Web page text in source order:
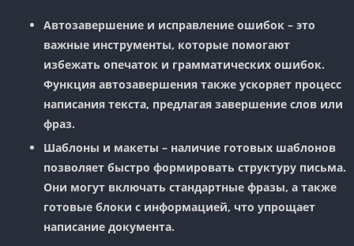
Автозавершение и исправление ошибок – это
важные инструменты, которые помогают
избежать опечаток и грамматических ошибок.
Функция автозавершения также ускоряет процесс
написания текста, предлагая завершение слов или
фраз.
Шаблоны и макеты – наличие готовых шаблонов
позволяет быстро формировать структуру письма.
Они могут включать стандартные фразы, а также
готовые блоки с информацией, что упрощает
написание документа.